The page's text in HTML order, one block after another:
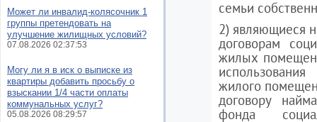
семьи
2) являющиеся
договорам
жилых
жилого
договору
фонда
Может ли инвалид-колясочник 1
группы претендовать на
улучшение жилищных условий?
07.08.2026 02:37:53
Могу ли я в иск о выписке из
квартиры добавить просьбу о
взыскании 1/4 части оплаты
коммунальных услуг?
05.08.2026 08:29:57